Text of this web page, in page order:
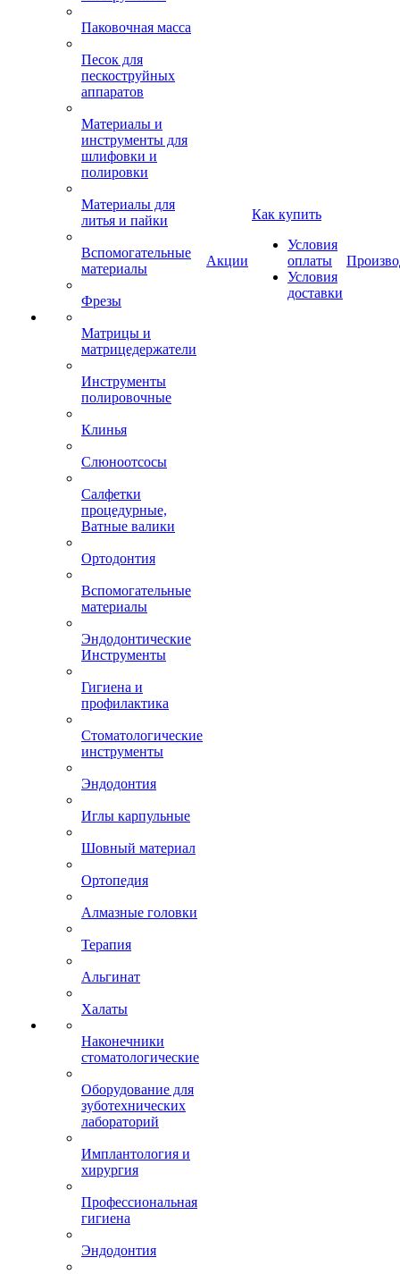
Паковочная масса
Песок для
пескоструйных
аппаратов
Материалы и
инструменты для
шлифовки и
полировки
Материалы для
литья и пайки
Вспомогательные
материалы
Фрезы
Матрицы и
матрицедержатели
Инструменты
полировочные
Клинья
Слюноотсосы
Салфетки
процедурные,
Ватные валики
Ортодонтия
Вспомогательные
материалы
Эндодонтические
Инструменты
Гигиена и
профилактика
Стоматологические
инструменты
Эндодонтия
Иглы карпульные
Шовный материал
Ортопедия
Алмазные головки
Терапия
Альгинат
Халаты
Наконечники
стоматологические
Оборудование для
зуботехнических
лабораторий
Имплантология и
хирургия
Профессиональная
гигиена
Эндодонтия
Акции
Как купить
Условия
оплаты
Условия
доставки